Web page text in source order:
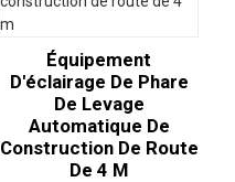
Équipement
D'éclairage De Phare
De Levage
Automatique De
Construction De Route
De 4 M